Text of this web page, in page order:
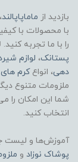
بازدید از ماماپاپالند
با محصولات با
را با ما تجربه کنید.
پستانک، لوازم
دهی، انواعکرم
ملزومات متنوع
شما این امکان
انتخاب کنید.
آموزش‌ها و لیست
پوشاک نوزاد و